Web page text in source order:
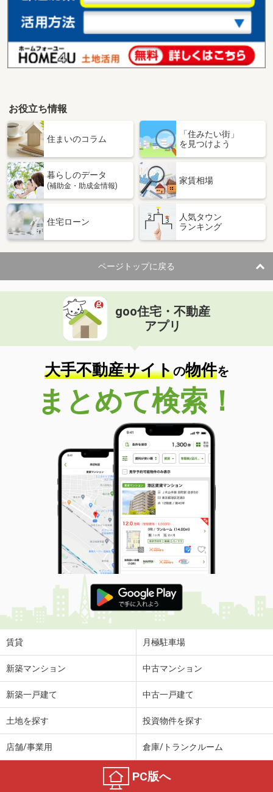
お役立ち情報
住まいのコラム
「住みたい街」
を見つけよう
暮らしのデータ
(補助金・助成金情報)
家賃相場
住宅ローン
人気タウン
ランキング
ページトップに戻る
goo住宅・不動産
アプリ
大手不動産サイトの物件を
まとめて検索！
賃貸 月極駐車場
新築マンション 中古マンション
新築一戸建て 中古一戸建て
土地を探す 投資物件を探す
店舗/事業用 倉庫/トランクルーム
PC版へ